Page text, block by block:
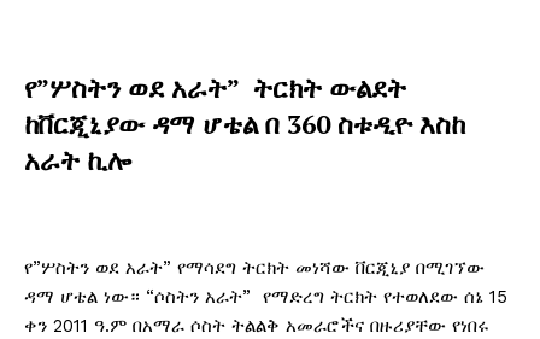
የ”ሦስትን ወደ አራት” ትርክት ውልደት
ከቨርጂኒያው ዳማ ሆቴል በ 360 ስቱዲዮ እስከ
አራት ኪሎ
የ”ሦስትን ወደ አራት” የማሳደግ ትርክት መነሻው ቨርጂኒያ በሚገኘው
ዳማ ሆቴል ነው። “ሶስትን አራት” የማድረግ ትርክት የተወለደው ሰኔ 15
ቀን 2011 ዓ.ም በአማራ ሶስት ትልልቅ አመራሮችና በዙሪያቸው የነበሩ